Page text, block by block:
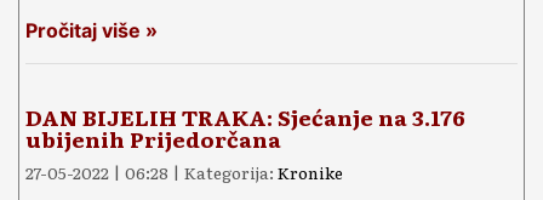
Pročitaj više »
DAN BIJELIH TRAKA: Sjećanje na 3.176
ubijenih Prijedorčana
27-05-2022 | 06:28 | Kategorija: Kronike